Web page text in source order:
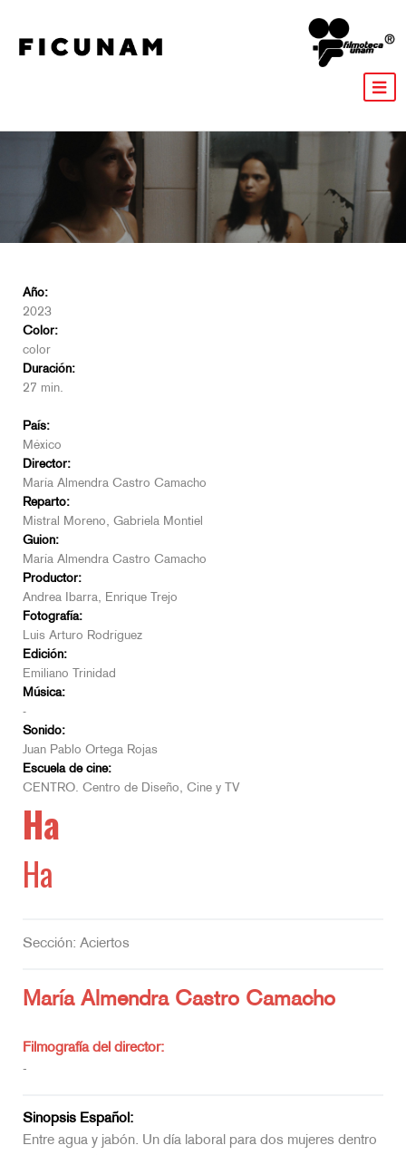
Año:
2023
Color:
color
Duración:
27 min.
País:
México
Director:
María Almendra Castro Camacho
Reparto:
Mistral Moreno, Gabriela Montiel
Guion:
María Almendra Castro Camacho
Productor:
Andrea Ibarra, Enrique Trejo
Fotografía:
Luis Arturo Rodríguez
Edición:
Emiliano Trinidad
Música:
-
Sonido:
Juan Pablo Ortega Rojas
Escuela de cine:
CENTRO. Centro de Diseño, Cine y TV
Ha
Ha
Sección: Aciertos
María Almendra Castro Camacho
Filmografía del director:
-
Sinopsis Español:
Entre agua y jabón. Un día laboral para dos mujeres dentro